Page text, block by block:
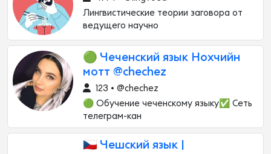
Лингвистические теории заговора от
ведущего научно
🟢 Чеченский язык Нохчийн
мотт @chechez
123 • @chechez
🟢 Обучение чеченскому языку✅ Сеть
телеграм-кан
🇨🇿 Чешский язык |